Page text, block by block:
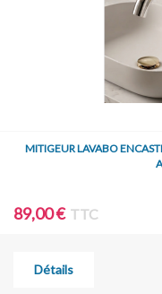
MITIGEUR LAVABO
89,00 € TTC
Détails